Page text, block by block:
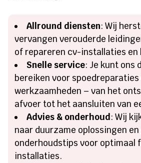
Allround diensten: Wij
vervangen verouderde
of repareren cv-installaties en
Snelle service: Je kunt ons
bereiken voor
werkzaamheden – van het
afvoer tot het aansluiten van
Advies & onderhoud: Wij
naar duurzame oplossingen en
onderhoudstips voor optimaal
installaties.